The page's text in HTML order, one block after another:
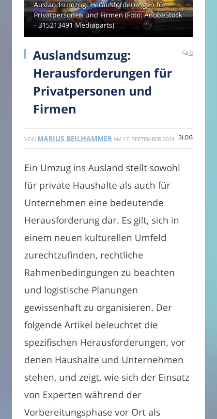
Auslandsumzug: Herausforderungen für
Privatpersonen und Firmen (Foto: AdobeStock
- 315213491 Mediaparts)
Auslandsumzug:
Herausforderungen für
Privatpersonen und
Firmen
0
VON MARIUS BEILHAMMER AM 17. SEPTEMBER 2024 BLOG
Ein Umzug ins Ausland stellt sowohl
für private Haushalte als auch für
Unternehmen eine bedeutende
Herausforderung dar. Es gilt, sich in
einem neuen kulturellen Umfeld
zurechtzufinden, rechtliche
Rahmenbedingungen zu beachten
und logistische Planungen
gewissenhaft zu organisieren. Der
folgende Artikel beleuchtet die
spezifischen Herausforderungen, vor
denen Haushalte und Unternehmen
stehen, und zeigt, wie sich der Einsatz
von Experten während der
Vorbereitungsphase vor Ort als